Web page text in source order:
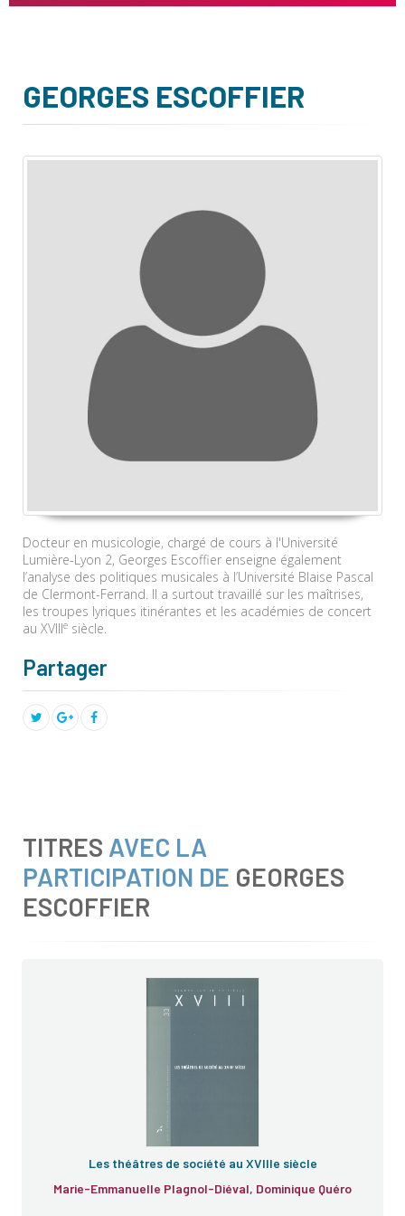
GEORGES ESCOFFIER
Docteur en musicologie, chargé de cours à l'Université
Lumière-Lyon 2, Georges Escoffier enseigne également
l’analyse des politiques musicales à l’Université Blaise Pascal
de Clermont-Ferrand. Il a surtout travaillé sur les maîtrises,
les troupes lyriques itinérantes et les académies de concert
au XVIIIe siècle.
Partager
TITRES AVEC LA
PARTICIPATION DE GEORGES
ESCOFFIER
Les théâtres de société au XVIIIe siècle
Marie-Emmanuelle Plagnol-Diéval, Dominique Quéro